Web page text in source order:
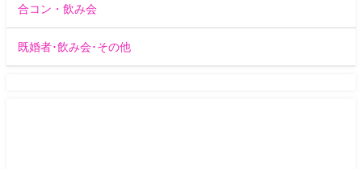
合コン・飲み会
既婚者･飲み会･その他